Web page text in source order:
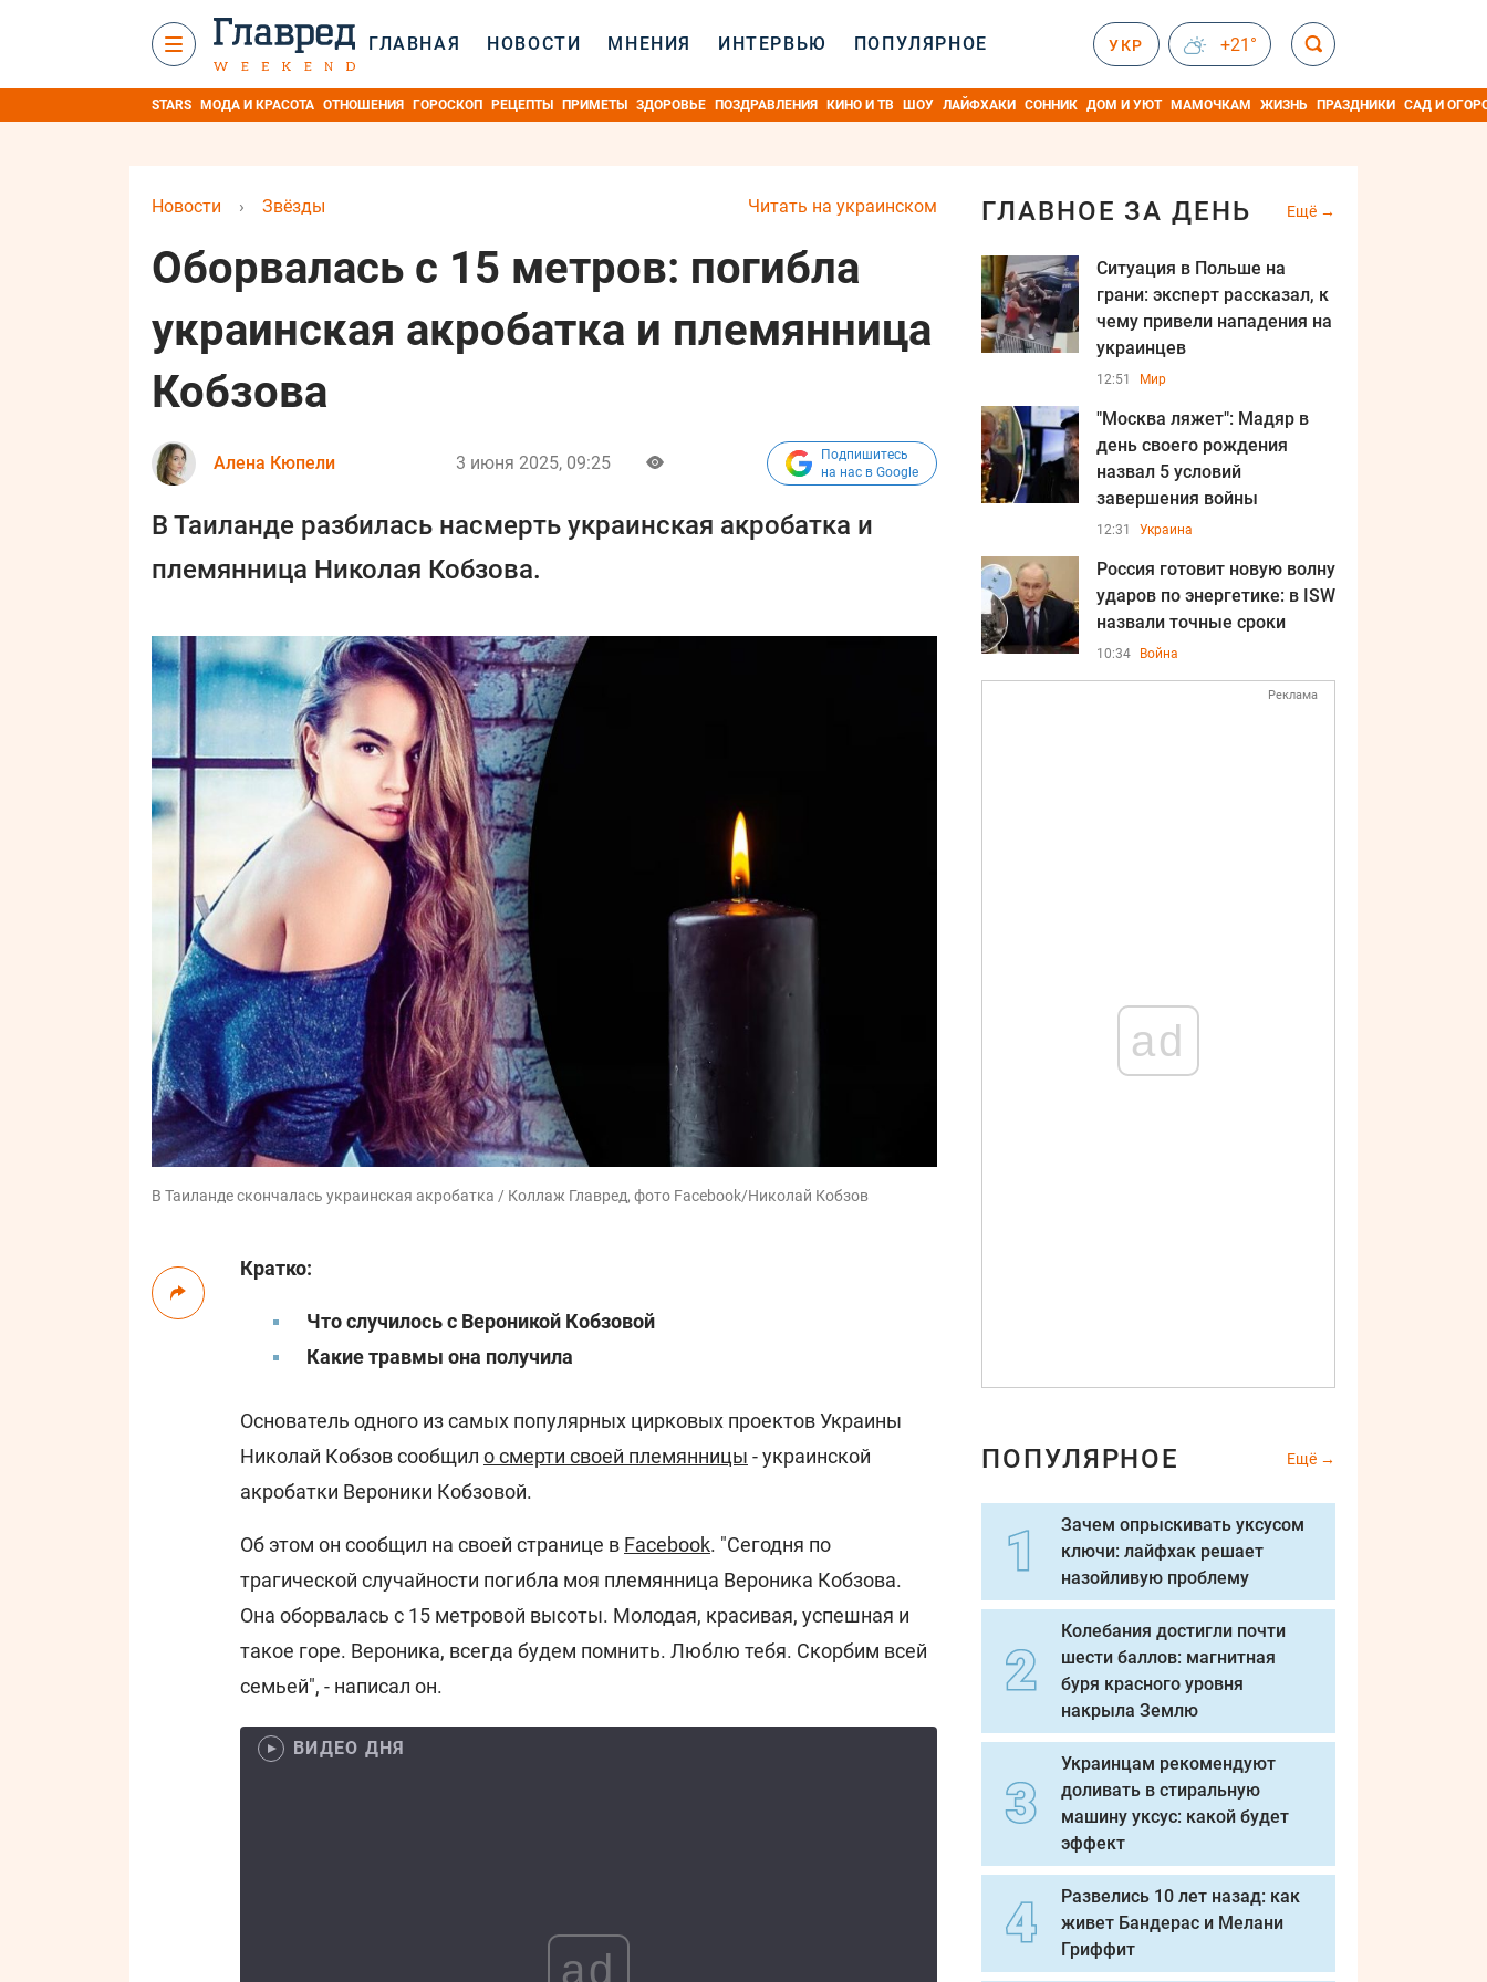
ГЛАВНАЯ НОВОСТИ МНЕНИЯ ИНТЕРВЬЮ ПОПУЛЯРНОЕ УКР +21°
STARS МОДА И КРАСОТА ОТНОШЕНИЯ ГОРОСКОП РЕЦЕПТЫ ПРИМЕТЫ ЗДОРОВЬЕ ПОЗДРАВЛЕНИЯ КИНО И ТВ ШОУ ЛАЙФХАКИ СОННИК ДОМ И УЮТ МАМОЧКАМ ЖИЗНЬ ПРАЗДНИКИ САД И
Читать на украинском
Новости › Звёзды
Оборвалась с 15 метров: погибла
украинская акробатка и племянница
Кобзова
Алена Кюпели 3 июня 2025, 09:25
Подпишитесь
на нас в Google
В Таиланде разбилась насмерть украинская акробатка и
племянница Николая Кобзова.
В Таиланде скончалась украинская акробатка / Коллаж Главред, фото Facebook/Николай Кобзов
Кратко:
Что случилось с Вероникой Кобзовой
Какие травмы она получила
Основатель одного из самых популярных цирковых проектов Украины
Николай Кобзов сообщил о смерти своей племянницы - украинской
акробатки Вероники Кобзовой.
Об этом он сообщил на своей странице в Facebook. "Сегодня по
трагической случайности погибла моя племянница Вероника Кобзова.
Она оборвалась с 15 метровой высоты. Молодая, красивая, успешная и
такое горе. Вероника, всегда будем помнить. Люблю тебя. Скорбим всей
семьей", - написал он.
ВИДЕО ДНЯ
ad
ГЛАВНОЕ ЗА ДЕНЬ Ещё
Ситуация в Польше на
грани: эксперт рассказал, к
чему привели нападения на
украинцев
12:51 Мир
"Москва ляжет": Мадяр в
день своего рождения
назва л 5 условий
завершения войны
12:31 Украина
Россия готовит новую волну
ударов по энергетике: в ISW
назвали точные сроки
10:34 Война
Реклама
ad
ПОПУЛЯРНОЕ Ещё
Зачем опрыскивать уксусом
ключи: лайфхак решает
назойливую проблему
Колебания достигли почти
шести баллов: магнитная
буря красного уровня
накрыла Землю
Украинцам рекомендуют
доливать в стиральную
машину уксус: какой будет
эффект
Развелись 10 лет назад: как
живет Бандерас и Мелани
Гриффит